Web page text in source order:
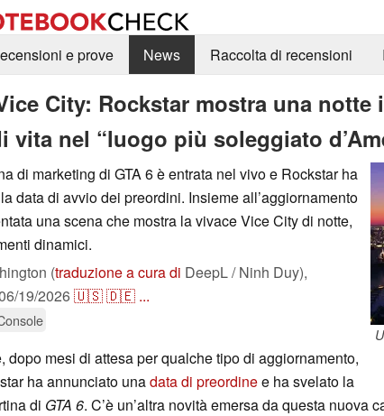
e prove
News Raccolta di recensioni
City: Rockstar mostra una notte
vita nel “luogo più soleggiato
di marketing di GTA 6 è entrata nel vivo e Rockstar ha
data di avvio dei preordini. Insieme all’aggiornamento
una scena che mostra la vivace Vice City di notte,
dinamici.
(traduzione a cura di DeepL / Ninh Duy),
19/2026🇺🇸🇩🇪 ...
dopo mesi di attesa per qualche tipo di aggiornamento,
ha annunciato unadata di preordinee ha svelato la
di GTA 6. C’è un’altra novità emersa da questa nuova